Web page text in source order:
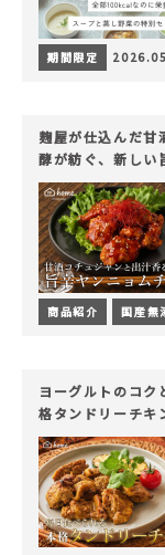
期間限定
麹屋が仕込んだ甘
酵が紡ぐ、新しい
商品紹介 国産無
ヨーグルトのコク
格タンドリーチキ